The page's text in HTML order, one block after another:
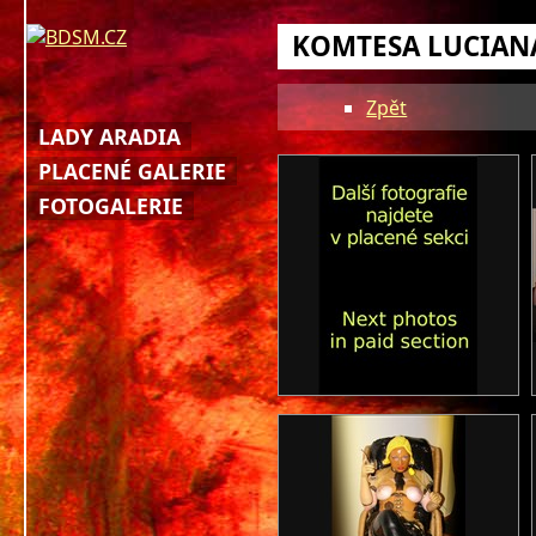
LADY ARADIA
PLACENÉ GALERIE
FOTOGALERIE
KOMTESA
Zpět